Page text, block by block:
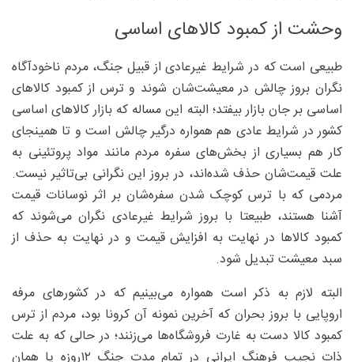
وحشت از کمبود کالاهای اساسی
طبیعی است که در شرایط غیرعادی از قبیل جنگ، مردم ناخودآگاه
نگران بروز چالش در معیشت‌شان شوند و ترس از کمبود کالاهای
اساسی بر جان بازار بیفتد؛ البته این مساله که بازار کالاهای اساسی
کشور در شرایط عادی هم همواره درگیر چالش است و تا همینجای
کار هم بسیاری از بخش‌های سفره مردم مانند مواد پروتئینی به
علت قیمت‌شان حذف شده‌اند، در بروز این نگرانی بی‌تاثیر نیست.
مردمی که با ترس کوچک شدن سفره‌شان بر اثر نوسانات قیمت
آشنا هستند، طبیعتا با بروز شرایط غیرعادی نگران می‌شوند که
کمبود کالاها در نهایت به افزایش قیمت و در نهایت به حذف از
سبد معیشت تبدیل شود.
البته لازم به ذکر است همواره می‌بینیم که در کشور‌های مرفه
اروپایی با بروز بحران که آخرین نمونه آن کرونا بود، مردم از ترس
کمبود کالا دست به غارت فروشگاه‌ها می‌زنند؛ در حالی که به علت
ذات نجیب فرهنگ ایرانی در تمام مدت جنگ ۱۲روزه یا همان